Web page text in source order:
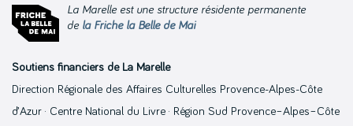
La Marelle est une structure résidente permanente
de la Friche la Belle de Mai
Soutiens financiers de La Marelle
Direction Régionale des Affaires Culturelles Provence-Alpes-Côte
d’Azur · Centre National du Livre · Région Sud Provence–Alpes–Côte